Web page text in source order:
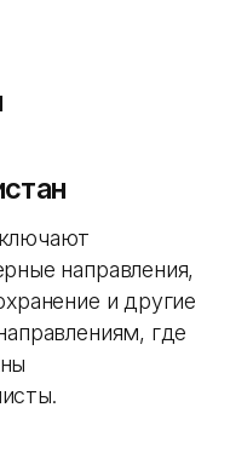
направления,
и другие
где